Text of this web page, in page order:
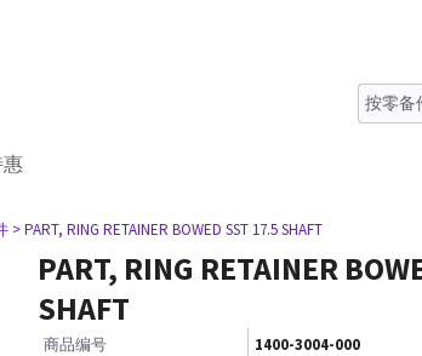
> PART, RING RETAINER BOWED SST 17.5 SHAFT
PART, RING RETAINER
SHAFT
商品编号
1400-3004-000